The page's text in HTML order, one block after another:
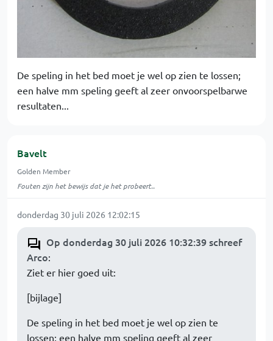
De speling in het bed moet je wel op zien te lossen;
een halve mm speling geeft al zeer onvoorspelbarwe
resultaten...
Bavelt
Golden Member
Fouten zijn het bewijs dat je het probeert..
donderdag 30 juli 2026 12:02:15
Op donderdag 30 juli 2026 10:32:39 schreef
Arco:
Ziet er hier goed uit:
[bijlage]
De speling in het bed moet je wel op zien te
lossen; een halve mm speling geeft al zeer